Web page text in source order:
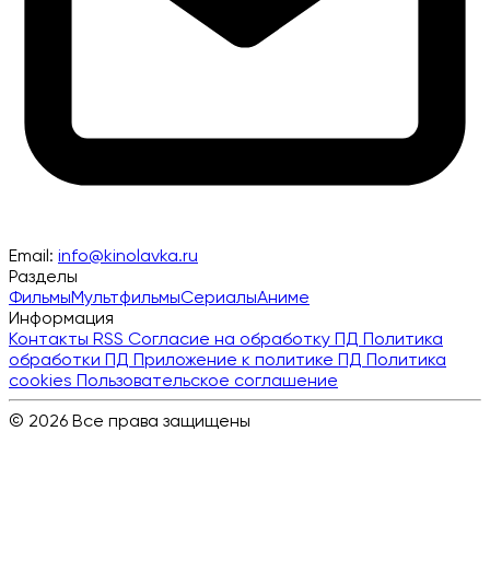
Email: info@kinolavka.ru
Разделы
ФильмыМультфильмыСериалыАниме
Информация
Контакты RSS Согласие на обработку ПД Политика
обработки ПД Приложение к политике ПД Политика
cookies Пользовательское соглашение
© 2026 Все права защищены